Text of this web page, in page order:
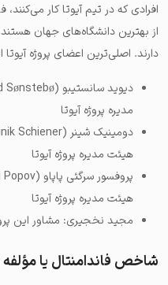
افرادی که در تیم آیوتا کار
از بهترین دانشگاه‌های جهان
دارند. اصلی‌ترین اعضای پروژه آیوتا
مدیره پروژه آیوتا
هیئت مدیره پروژه آیوتا
هیئت مدیره پروژه آیوتا
مجید نخجیری: مشاور این
شاخص فاندامنتال یا مؤلفه FCAS چیست؟